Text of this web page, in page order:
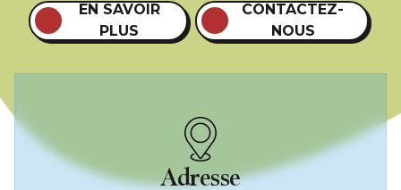
EN SAVOIR
PLUS
CONTACTEZ-
NOUS
Adresse